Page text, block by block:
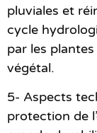
pluviales et
cycle
par les
végétal.
5- Aspects
protection de